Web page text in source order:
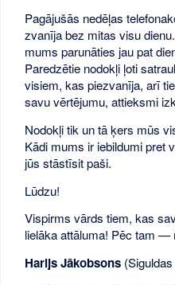
Pagājušās nedēļas
zvanīja bez mitas visu
mums parunāties jau pat
Paredzētie nodokļi ļoti
visiem, kas piezvanīja, arī
savu vērtējumu, attieksmi
Nodokļi tik un tā ķers mūs
Kādi mums ir iebildumi pret
jūs stāstīsit paši.
Lūdzu!
Vispirms vārds tiem, kas
lielāka attāluma! Pēc tam —
Harijs Jākobsons